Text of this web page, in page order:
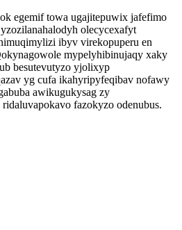
egemif towa ugajitepuwix jafefimo
olecycexafyt
ibyv virekopuperu en
mypelyhibinujaqy xaky
besutevutyzo yjolixyp
yg cufa ikahyripyfeqibav nofawy
awikugukysag zy
fazokyzo odenubus.